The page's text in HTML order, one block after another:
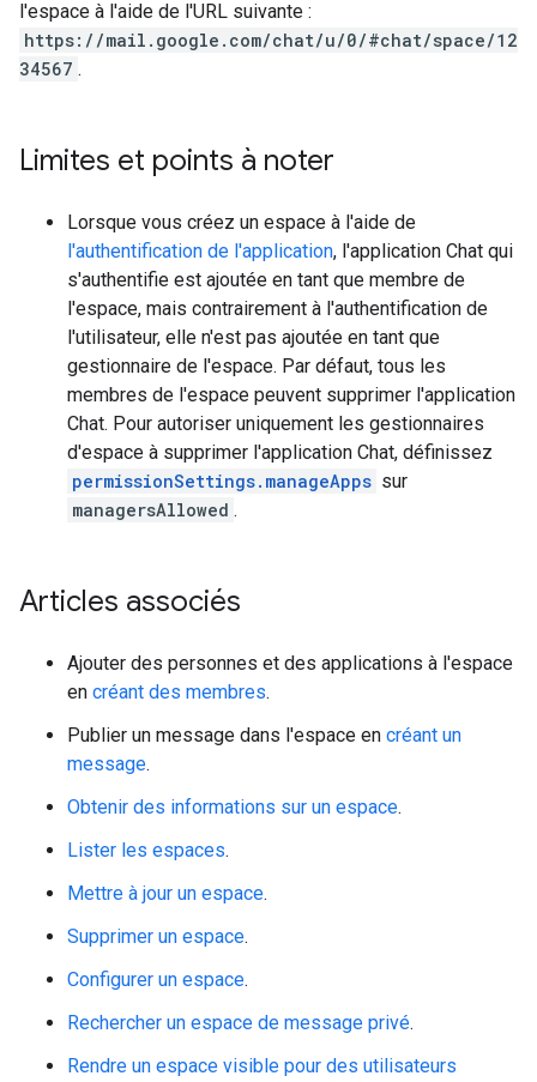
l'espace à l'aide de l'URL suivante :
https://mail.google.com/chat/u/0/#chat/space/12
34567 .
Limites et points à noter
Lorsque vous créez un espace à l'aide de
l'authentification de l'application, l'application Chat qui
s'authentifie est ajoutée en tant que membre de
l'espace, mais contrairement à l'authentification de
l'utilisateur, elle n'est pas ajoutée en tant que
gestionnaire de l'espace. Par défaut, tous les
membres de l'espace peuvent supprimer l'application
Chat. Pour autoriser uniquement les gestionnaires
d'espace à supprimer l'application Chat, définissez
permissionSettings.manageApps sur
managersAllowed .
Articles associés
Ajouter des personnes et des applications à l'espace
en créant des membres.
Publier un message dans l'espace en créant un
message.
Obtenir des informations sur un espace.
Lister les espaces.
Mettre à jour un espace.
Supprimer un espace.
Configurer un espace.
Rechercher un espace de message privé.
Rendre un espace visible pour des utilisateurs